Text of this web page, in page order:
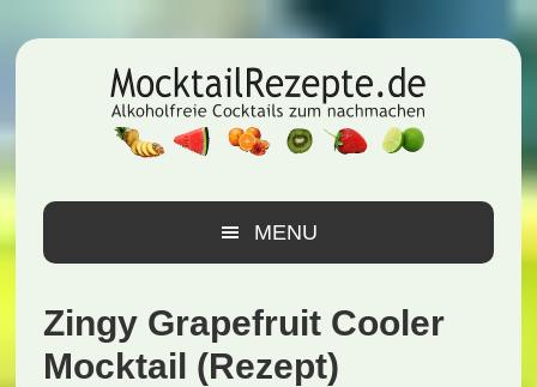
Hauptnavigation
Inhalt
Seitenspalte
MENU
Zingy Grapefruit Cooler
Mocktail (Rezept)